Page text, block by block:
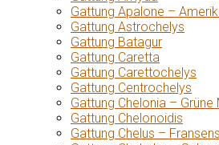
Gattung Apalone –
Gattung Astrochelys
Gattung Batagur
Gattung Caretta
Gattung Carettochelys
Gattung Centrochelys
Gattung Chelonia –
Gattung Chelonoidis
Gattung Chelus –